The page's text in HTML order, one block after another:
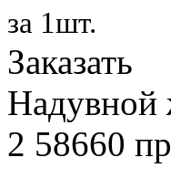
за 1шт.
Заказать
Надувной
2 58660